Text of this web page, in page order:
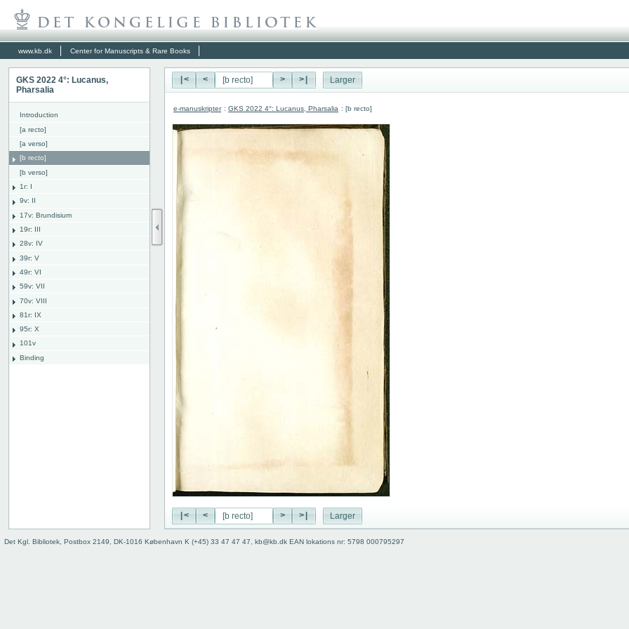
www.kb.dk Center for Manuscripts & Rare Books
GKS 2022 4°: Lucanus,
Pharsalia
Introduction
[a recto]
[a verso]
[b recto]
[b verso]
1r: I
9v: II
17v: Brundisium
19r: III
28v: IV
39r: V
49r: VI
59v: VII
70v: VIII
81r: IX
95r: X
101v
Binding
|< < > >| Larger
e-manuskripter : GKS 2022 4°: Lucanus, Pharsalia : [b recto]
|< < > >| Larger
Det Kgl. Bibliotek, Postbox 2149, DK-1016 København K (+45) 33 47 47 47, kb@kb.dk EAN lokations nr: 5798 000795297